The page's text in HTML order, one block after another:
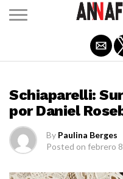
Schiaparelli:
por Daniel
By Paulina Berges
Posted on febrero
Salir de